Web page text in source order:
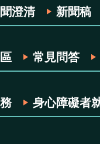
澄清 新聞稿
常見問答
身心障礙者